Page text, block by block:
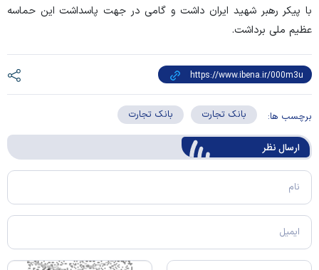
با پیکر رهبر شهید ایران داشت و گامی در جهت پاسداشت این حماسه
عظیم ملی برداشت.
برچسب ها: بانک تجارت بانک تجارت
ارسال‌ نظر